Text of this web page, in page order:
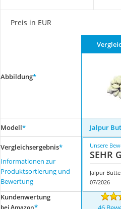
Preis in EUR
Abbildung*
Modell* Jalpur
Vergleichsergebnis*
Informationen zur
Produktsortierung und
Bewertung
Unsere
SEHR
Jalpur
07/2026
Kundenwertung
bei Amazon*